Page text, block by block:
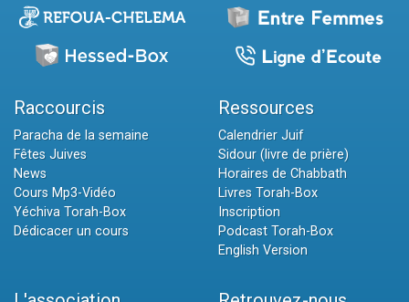
Raccourcis
Paracha de la semaine
Fêtes Juives
News
Cours Mp3-Vidéo
Yéchiva Torah-Box
Dédicacer un cours
Ressources
Calendrier Juif
Sidour (livre de prière)
Horaires de Chabbath
Livres Torah-Box
Inscription
Podcast Torah-Box
English Version